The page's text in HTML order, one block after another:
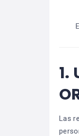
1.
Las